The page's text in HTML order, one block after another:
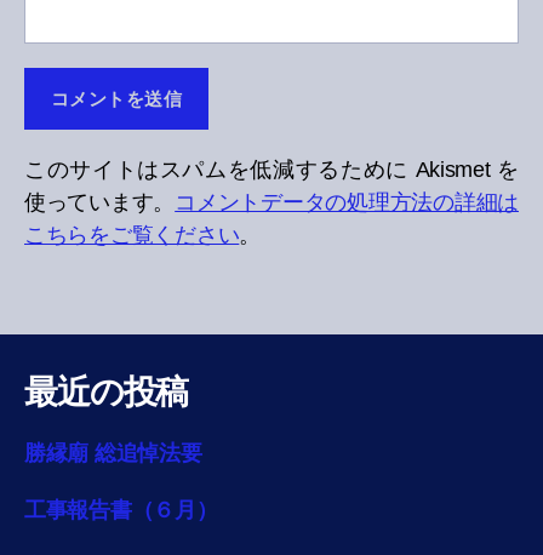
このサイトはスパムを低減するために Akismet を
使っています。 コメントデータの処理方法の詳細は
こちらをご覧ください。
最近の投稿
勝縁廟 総追悼法要
工事報告書（６月）